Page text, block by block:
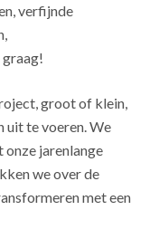
verfijnde
groot of klein,
uit te voeren. We
onze jarenlange
we over de
met een